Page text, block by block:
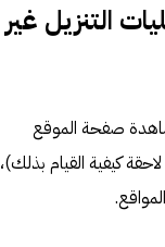
التنزيل غير
صفحة الموقع
كيفية القيام بذلك)،